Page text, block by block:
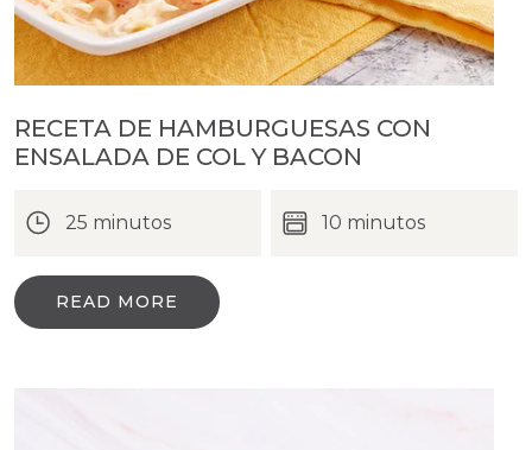
RECETA DE HAMBURGUESAS CON
ENSALADA DE COL Y BACON
25 minutos 10 minutos
READ MORE